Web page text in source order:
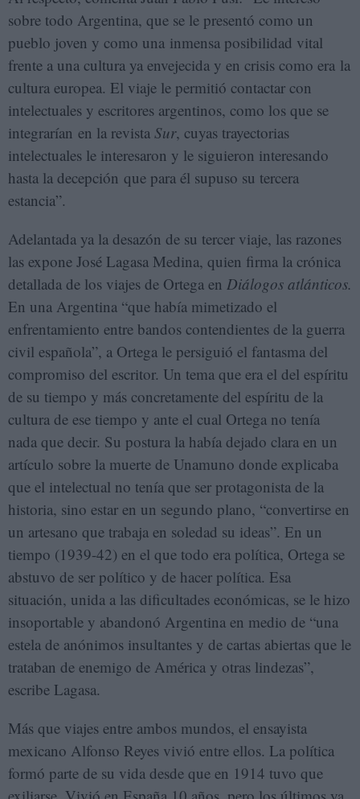
sobre todo Argentina, que se le presentó como un
pueblo joven y como una inmensa posibilidad vital
frente a una cultura ya envejecida y en crisis como era la
cultura europea. El viaje le permitió contactar con
intelectuales y escritores argentinos, como los que se
integrarían en la revista Sur, cuyas trayectorias
intelectuales le interesaron y le siguieron interesando
hasta la decepción que para él supuso su tercera
estancia”.
Adelantada ya la desazón de su tercer viaje, las razones
las expone José Lagasa Medina, quien firma la crónica
detallada de los viajes de Ortega en Diálogos atlánticos.
En una Argentina “que había mimetizado el
enfrentamiento entre bandos contendientes de la guerra
civil española”, a Ortega le persiguió el fantasma del
compromiso del escritor. Un tema que era el del espíritu
de su tiempo y más concretamente del espíritu de la
cultura de ese tiempo y ante el cual Ortega no tenía
nada que decir. Su postura la había dejado clara en un
artículo sobre la muerte de Unamuno donde explicaba
que el intelectual no tenía que ser protagonista de la
historia, sino estar en un segundo plano, “convertirse en
un artesano que trabaja en soledad su ideas”. En un
tiempo (1939-42) en el que todo era política, Ortega se
abstuvo de ser político y de hacer política. Esa
situación, unida a las dificultades económicas, se le hizo
insoportable y abandonó Argentina en medio de “una
estela de anónimos insultantes y de cartas abiertas que le
trataban de enemigo de América y otras lindezas”,
escribe Lagasa.
Más que viajes entre ambos mundos, el ensayista
mexicano Alfonso Reyes vivió entre ellos. La política
formó parte de su vida desde que en 1914 tuvo que